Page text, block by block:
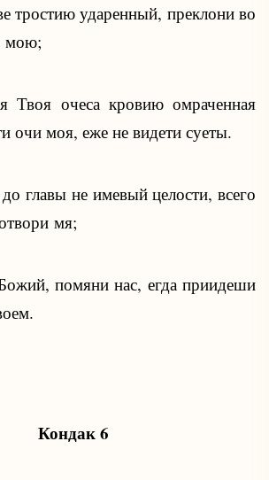
тростию ударенный, преклони во
мою;
Твоя очеса кровию омраченная
очи моя, еже не видети суеты.
главы не имевый целости, всего
мя;
помяни нас, егда приидеши
Кондак 6